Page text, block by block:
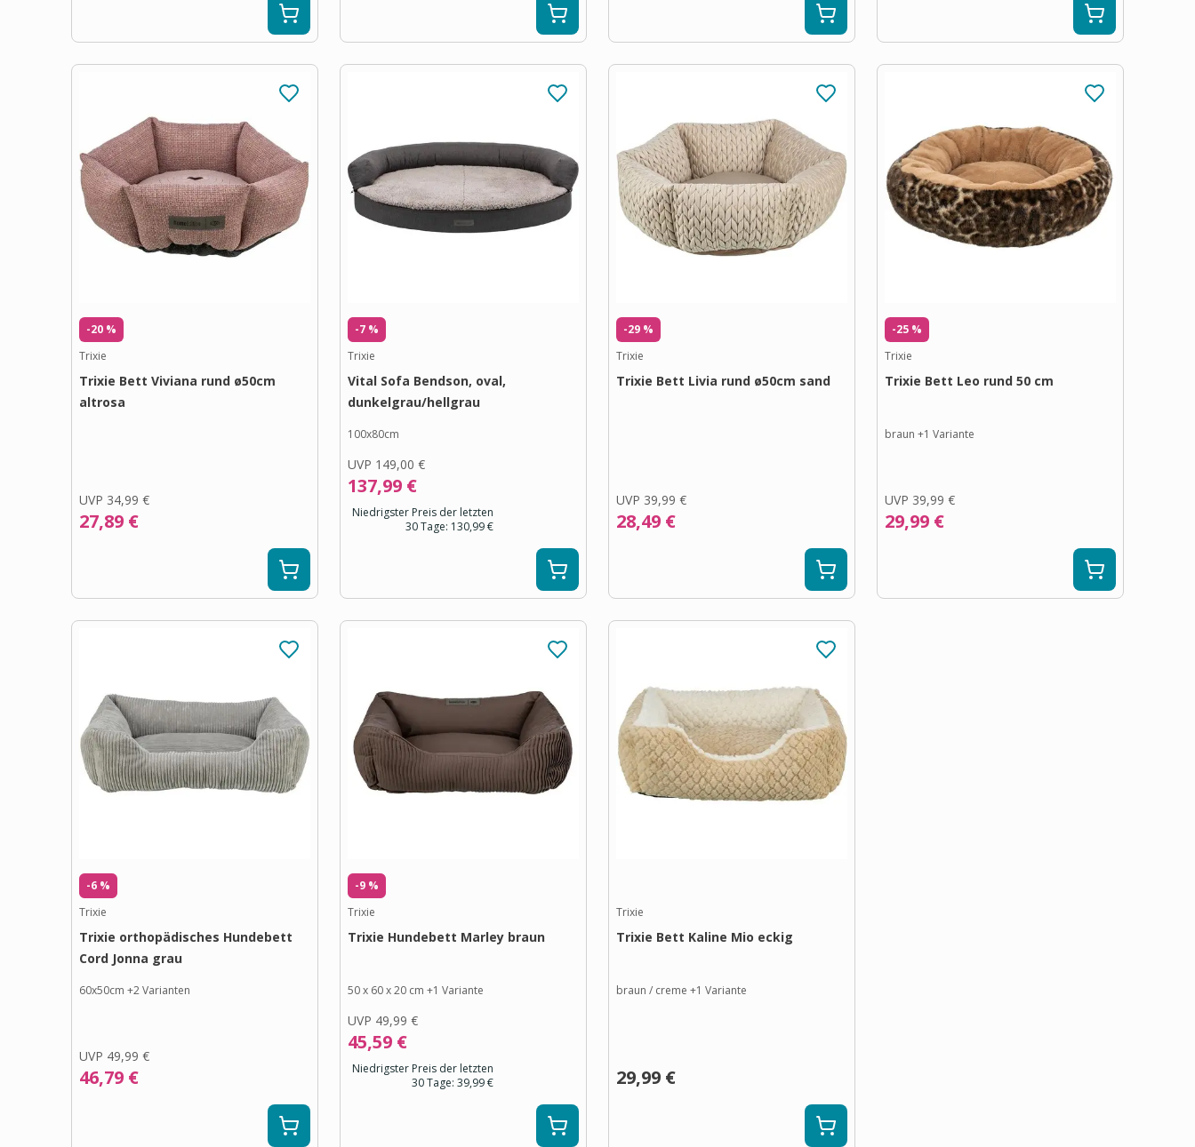
-20 %
Trixie
Trixie Bett Viviana rund ø50cm
altrosa
UVP 34,99 €
27,89 €
-7 %
Trixie
Vital Sofa Bendson, oval,
dunkelgrau/hellgrau
100x80cm
UVP 149,00 €
137,99 €
Niedrigster Preis der letzten
30 Tage: 130,99 €
-29 %
Trixie
Trixie Bett Livia rund ø50cm sand
UVP 39,99 €
28,49 €
-25 %
Trixie
Trixie Bett Leo rund 50 cm
braun +1 Variante
UVP 39,99 €
29,99 €
-6 %
Trixie
Trixie orthopädisches Hundebett
Cord Jonna grau
60x50cm +2Varianten
UVP 49,99 €
46,79 €
-9 %
Trixie
Trixie Hundebett Marley braun
50 x 60 x 20 cm +1 Variante
UVP 49,99 €
45,59 €
Niedrigster Preis der letzten
30 Tage: 39,99 €
Trixie
Trixie Bett Kaline Mio eckig
braun / creme +1 Variante
29,99 €